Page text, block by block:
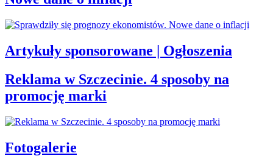
Artykuły sponsorowane | Ogłoszenia
Reklama w Szczecinie. 4 sposoby na
promocję marki
Fotogalerie